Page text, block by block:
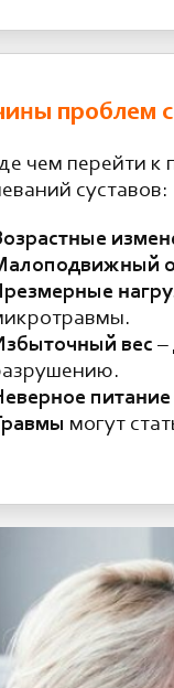
проблем с
чем перейти к
суставов:
вес –
питание
могут